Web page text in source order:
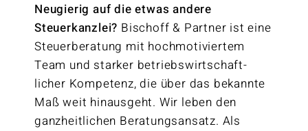
Neugierig auf die etwas andere
Steuerkanzlei? Bischoff & Partner ist eine
Steuer­beratung mit hoch­motiviertem
Team und starker betriebs­­wirtschaft­­
licher Kompetenz, die über das bekannte
Maß weit hinausgeht. Wir leben den
ganzheitlichen Beratungs­ansatz. Als